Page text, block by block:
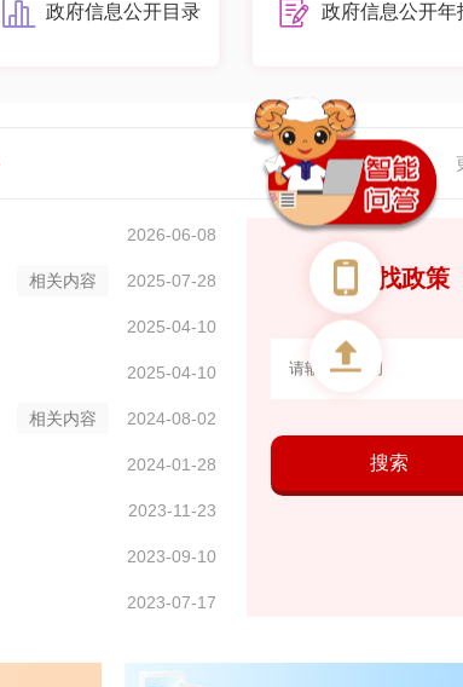
政府信息公开目录 政府信息公开年
2026-06-08
2025-07-28
相关内容
2025-04-10
2025-04-10
2024-08-02
相关内容
2024-01-28
2023-11-23
2023-09-10
2023-07-17
我要找政策
搜索